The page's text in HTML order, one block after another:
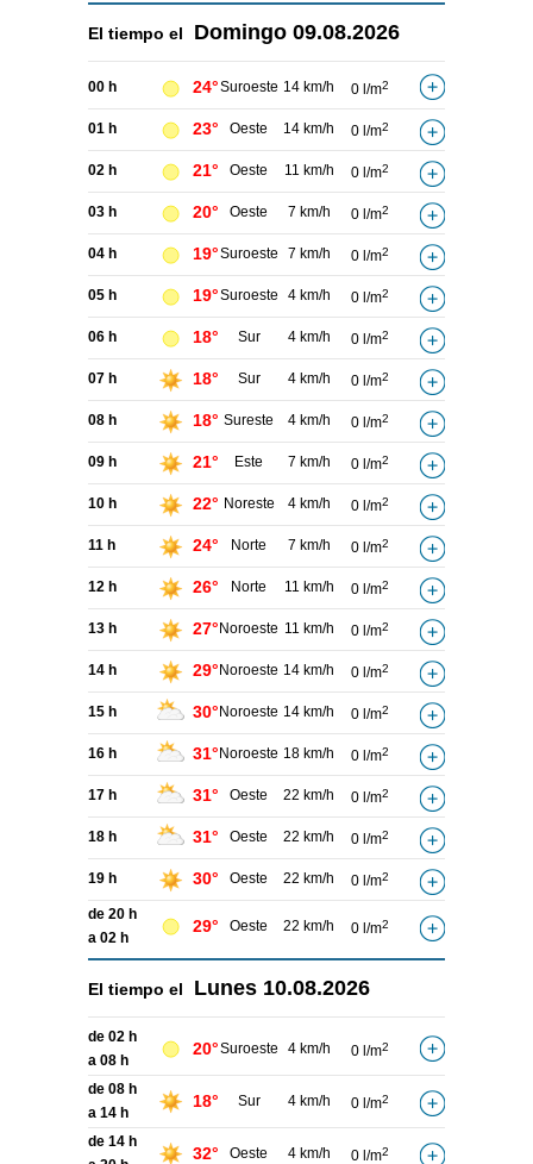
El tiempo el Domingo 09.08.2026
00 h 24°Suroeste 14 km/h 0 l/m2
01 h 23° Oeste 14 km/h 0 l/m2
02 h 21° Oeste 11 km/h 0 l/m2
03 h 20° Oeste 7 km/h 0 l/m2
04 h 19°Suroeste 7 km/h 0 l/m2
05 h 19°Suroeste 4 km/h 0 l/m2
06 h 18° Sur 4 km/h 0 l/m2
07 h 18° Sur 4 km/h 0 l/m2
08 h 18° Sureste 4 km/h 0 l/m2
09 h 21° Este 7 km/h 0 l/m2
10 h 22° Noreste 4 km/h 0 l/m2
11 h 24° Norte 7 km/h 0 l/m2
12 h 26° Norte 11 km/h 0 l/m2
13 h 27° Noroeste 11 km/h 0 l/m2
14 h 29° Noroeste 14 km/h 0 l/m2
15 h 30° Noroeste 14 km/h 0 l/m2
16 h 31° Noroeste 18 km/h 0 l/m2
17 h 31° Oeste 22 km/h 0 l/m2
18 h 31° Oeste 22 km/h 0 l/m2
19 h 30° Oeste 22 km/h 0 l/m2
de 20 h
a 02 h
29° Oeste 22 km/h 0 l/m2
El tiempo el Lunes 10.08.2026
de 02 h
a 08 h
20°Suroeste 4 km/h 0 l/m2
de 08 h
a 14 h
18° Sur 4 km/h 0 l/m2
de 14 h
32° Oeste 4 km/h 0 l/m2